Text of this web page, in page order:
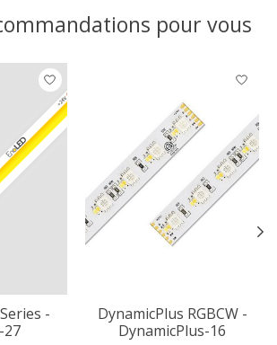
pour vous
de produits
-
27
DynamicPlus RGBCW -
DynamicPlus-16